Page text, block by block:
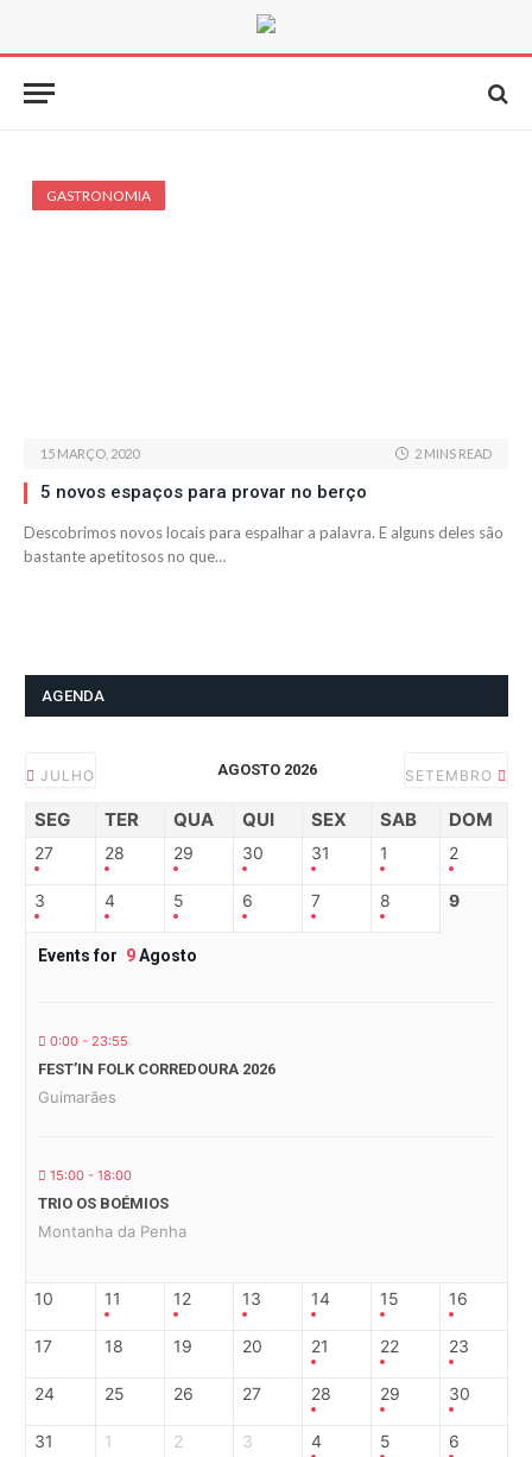
GASTRONOMIA
15 MARÇO, 2020 2 MINS READ
5 novos espaços para provar no berço
Descobrimos novos locais para espalhar a palavra. E alguns deles são
bastante apetitosos no que…
AGENDA
JULHO AGOSTO 2026 SETEMBRO
SEG TER QUA QUI SEX SAB DOM
27 28 29 30 31 1 2
3 4 5 6 7 8 9
Events for 9Agosto
0:00 - 23:55
FEST’IN FOLK CORREDOURA 2026
Guimarães
15:00 - 18:00
TRIO OS BOÉMIOS
Montanha da Penha
10 11 12 13 14 15 16
17 18 19 20 21 22 23
24 25 26 27 28 29 30
31 1 2 3 4 5 6